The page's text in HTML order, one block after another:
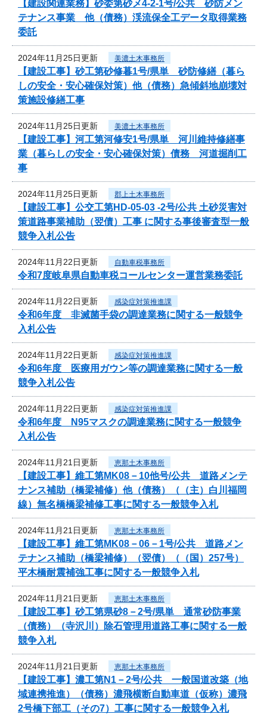
【建設関連業務】砂委第砂メ4-2-1号/公共 砂防メン
テナンス事業 他（債務）渓流保全工データ取得業務
委託
2024年11月25日更新 美濃土木事務所
【建設工事】砂工第砂修暮1号/県単 砂防修繕（暮ら
しの安全・安心確保対策）他（債務）急傾斜地崩壊対
策施設修繕工事
2024年11月25日更新 美濃土木事務所
【建設工事】河工第河修安1号/県単 河川維持修繕事
業（暮らしの安全・安心確保対策）債務 河道掘削工
事
2024年11月25日更新 郡上土木事務所
【建設工事】公交工第HD-05-03 -2号/公共 土砂災害対
策道路事業補助（翌債）工事 に関する事後審査型一般
競争入札公告
2024年11月22日更新 自動車税事務所
令和7度岐阜県自動車税コールセンター運営業務委託
2024年11月22日更新 感染症対策推進課
令和6年度 非滅菌手袋の調達業務に関する一般競争
入札公告
2024年11月22日更新 感染症対策推進課
令和6年度 医療用ガウン等の調達業務に関する一般
競争入札公告
2024年11月22日更新 感染症対策推進課
令和6年度 N95マスクの調達業務に関する一般競争
入札公告
2024年11月21日更新 恵那土木事務所
【建設工事】維工第MK08－10他号/公共 道路メンテ
ナンス補助（橋梁補修）他（債務）（（主）白川福岡
線）無名橋橋梁補修工事に関する一般競争入札
2024年11月21日更新 恵那土木事務所
【建設工事】維工第MK08－06－1号/公共 道路メン
テナンス補助（橋梁補修）（翌債）（（国）257号）
平木橋耐震補強工事に関する一般競争入札
2024年11月21日更新 恵那土木事務所
【建設工事】砂工第県砂8－2号/県単 通常砂防事業
（債務）（寺沢川）除石管理用道路工事に関する一般
競争入札
2024年11月21日更新 恵那土木事務所
【建設工事】濃工第N1－2号/公共 一般国道改築（地
域連携推進）（債務）濃飛横断自動車道（仮称）濃飛
2号橋下部工（その7）工事に関する一般競争入札